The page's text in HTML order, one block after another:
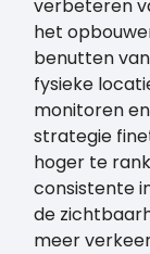
verbeteren
het
benutten
fysieke
monitoren
strategie
hoger te
consistente
de
meer